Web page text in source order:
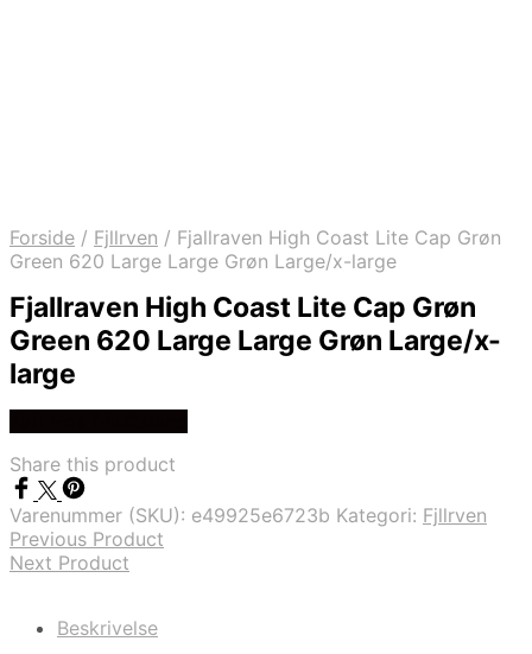
Forside / Fjllrven / Fjallraven High Coast Lite Cap Grøn
Green 620 Large Large Grøn Large/x-large
Fjallraven High Coast Lite Cap Grøn
Green 620 Large Large Grøn Large/x-
large
Share this product
Varenummer (SKU): e49925e6723b Kategori: Fjllrven
Previous Product
Next Product
Beskrivelse